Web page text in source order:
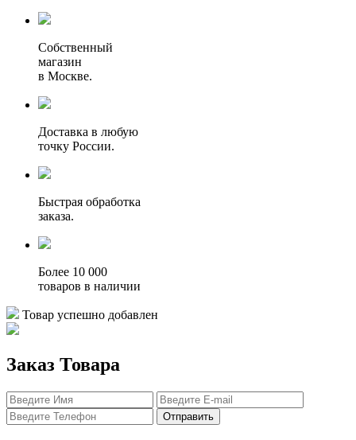
Собственный
магазин
в Москве.
Доставка в любую
точку России.
Быстрая обработка
заказа.
Более 10 000
товаров в наличии
Товар успешно добавлен
Заказ Товара
Отправить